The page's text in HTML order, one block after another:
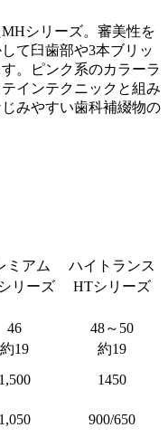
シリーズ。審美性を
て臼歯部や3本ブリッ
。ピンク系のカラーラ
インテクニックと組み
みやすい歯科補綴物の
ミアム
ハイトランス
リーズ
HTシリーズ
46
48～50
約19
約19
1,500
1450
1,050 900/650